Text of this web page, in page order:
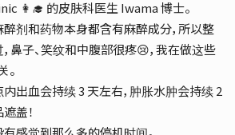
👩‍🎓 的皮肤科医生 Iwama 博士。
醉剂和药物本身都含有麻醉成分，所以整
鼻子、笑纹和中腹部很疼😢，我在做这些
。
出血会持续 3 天左右，肿胀水肿会持续 2
盖！